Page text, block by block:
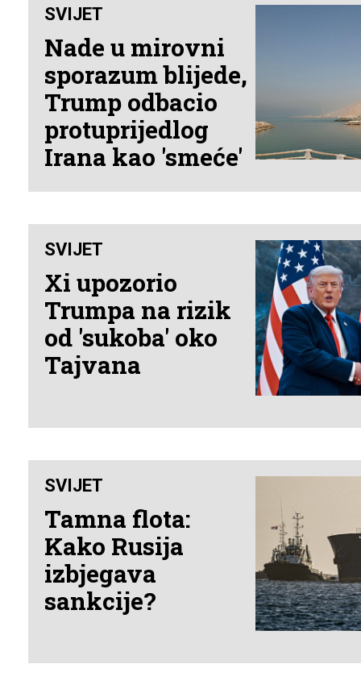
SVIJET
Nade u mirovni
sporazum blijede,
Trump odbacio
protuprijedlog
Irana kao 'smeće'
SVIJET
Xi upozorio
Trumpa na rizik
od 'sukoba' oko
Tajvana
SVIJET
Tamna flota:
Kako Rusija
izbjegava
sankcije?